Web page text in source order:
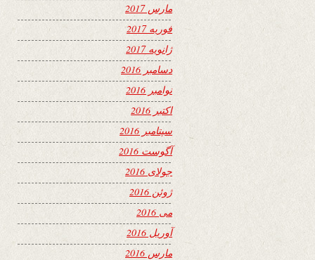
مارس 2017
فوریه 2017
ژانویه 2017
دسامبر 2016
نوامبر 2016
اکتبر 2016
سپتامبر 2016
آگوست 2016
جولای 2016
ژوئن 2016
می 2016
آوریل 2016
مارس 2016